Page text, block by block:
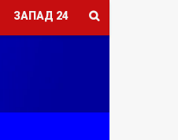
ЗАПАД 24